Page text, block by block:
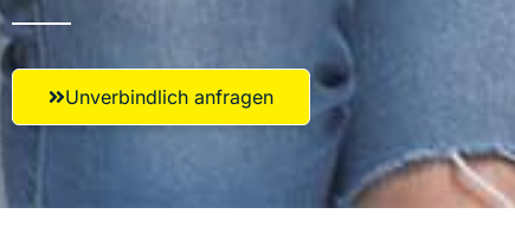
Unverbindlich anfragen